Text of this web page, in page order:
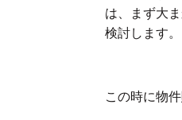
は、まず大
検討します。
この時に物